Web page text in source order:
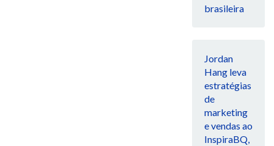
brasileira
Jordan
Hang leva
estratégias
de
marketing
e vendas ao
InspiraBQ,